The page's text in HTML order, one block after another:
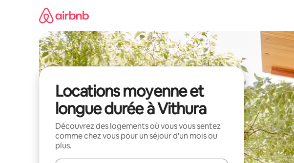
Locations moyenne et
longue durée à Vithura
Découvrez des logements où vous vous sentez
comme chez vous pour un séjour d'un mois ou
plus.